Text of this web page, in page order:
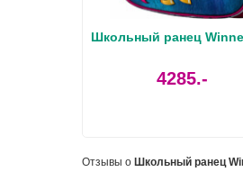
Школьный ранец
4285.-
Отзывы о Школьный ранец